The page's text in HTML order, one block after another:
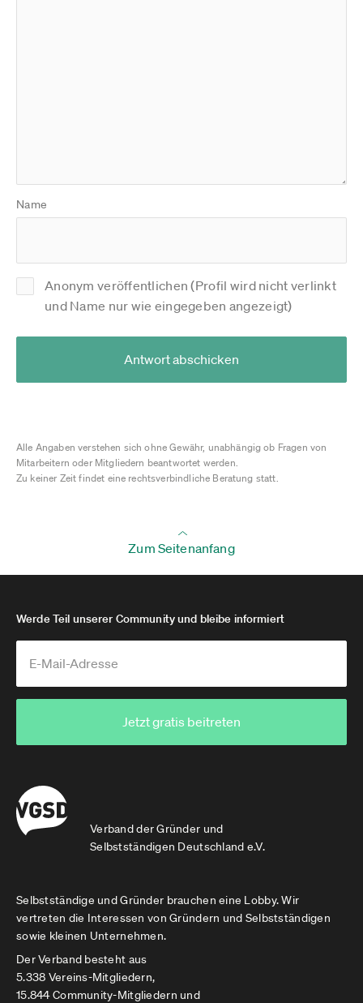
Name
Anonym veröffentlichen (Profil wird nicht verlinkt
und Name nur wie eingegeben angezeigt)
Antwort abschicken
Alle Angaben verstehen sich ohne Gewähr, unabhängig ob Fragen von
Mitarbeitern oder Mitgliedern beantwortet werden.
Zu keiner Zeit findet eine rechtsverbindliche Beratung statt.
Zum Seitenanfang
Verband der Gründer und
Selbstständigen Deutschland e.V.
Werde Teil unserer Community und bleibe informiert
Jetzt gratis beitreten
Selbstständige und Gründer brauchen eine Lobby. Wir
vertreten die Interessen von Gründern und Selbstständigen
sowie kleinen Unternehmen.
Der Verband besteht aus
5.338 Vereins-Mitgliedern,
15.844 Community-Mitgliedern und